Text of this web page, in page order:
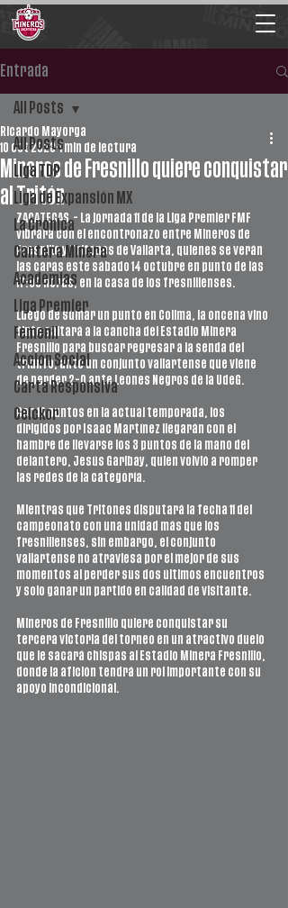
Entrada
All Posts
Liga TDP
Liga de Expansión MX
La Crónica
Cantera Minera
Academias
Liga Premier
Femenil
Acción Social
Carta Responsiva
Ceickor
All Posts
Mineros de Fresnillo quiere conquistar
al Tritón
Ricardo Mayorga
10 oct 2023 1 min de lectura
ZACATECAS.- La jornada 11 de la Liga Premier FMF
vibrará con el encontronazo entre Mineros de
Fresnillo y Tritones de Vallarta, quienes se verán
las caras este sábado 14 octubre en punto de las
17:00 horas, en la casa de los fresnillenses.
Luego de sumar un punto en Colima, la oncena vino
tinto saltará a la cancha del Estadio Minera
Fresnillo para buscar regresar a la senda del
triunfo, ante un conjunto vallartense que viene
de perder 2-0 ante Leones Negros de la UdeG.
Con 10 puntos en la actual temporada, los
dirigidos por Isaac Martínez llegarán con el
hambre de llevarse los 3 puntos de la mano del
delantero, Jesús Garibay, quien volvió a romper
las redes de la categoría.
Mientras que Tritones disputará la fecha 11 del
campeonato con una unidad más que los
fresnillenses, sin embargo, el conjunto
vallartense no atraviesa por el mejor de sus
momentos al perder sus dos últimos encuentros
y solo ganar un partido en calidad de visitante.
Mineros de Fresnillo quiere conquistar su
tercera victoria del torneo en un atractivo duelo
que le sacará chispas al Estadio Minera Fresnillo,
donde la afición tendrá un rol importante con su
apoyo incondicional.